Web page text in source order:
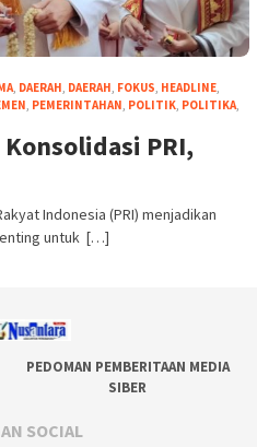
, DAERAH, DAERAH, FOKUS, HEADLINE,
, PEMERINTAHAN, POLITIK, POLITIKA,
PRI,
Indonesia (PRI) menjadikan
untuk […]
PEDOMAN PEMBERITAAN MEDIA
SIBER
SOCIAL